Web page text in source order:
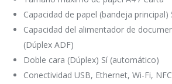
Capacidad de papel (bandeja principal)
Capacidad del alimentador de
(Dúplex ADF)
Doble cara (Dúplex) Sí (automático)
Conectividad USB, Ethernet, Wi-Fi, NFC